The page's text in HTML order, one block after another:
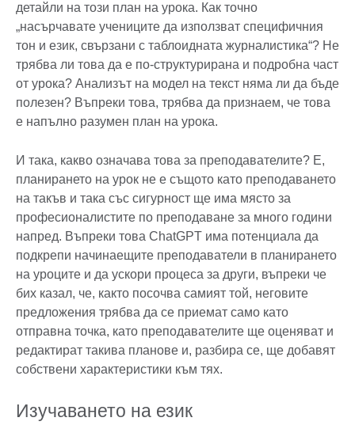
детайли на този план на урока. Как точно
„насърчавате учениците да използват специфичния
тон и език, свързани с таблоидната журналистика“? Не
трябва ли това да е по-структурирана и подробна част
от урока? Анализът на модел на текст няма ли да бъде
полезен? Въпреки това, трябва да признаем, че това
е напълно разумен план на урока.
И така, какво означава това за преподавателите? Е,
планирането на урок не е същото като преподаването
на такъв и така със сигурност ще има място за
професионалистите по преподаване за много години
напред. Въпреки това ChatGPT има потенциала да
подкрепи начинаещите преподаватели в планирането
на уроците и да ускори процеса за други, въпреки че
бих казал, че, както посочва самият той, неговите
предложения трябва да се приемат само като
отправна точка, като преподавателите ще оценяват и
редактират такива планове и, разбира се, ще добавят
собствени характеристики към тях.
Изучаването на език